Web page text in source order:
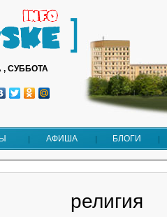
, СУББОТА
АФИША БЛОГИ
религия